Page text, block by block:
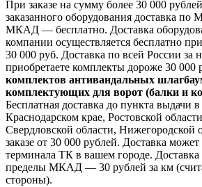
При заказе на сумму более 30 000
заказанного оборудования доставка по
МКАД — бесплатно. Доставка
компании осуществляется бесплатно
30 000 руб. Доставка по всей России за
приобретаете комплекты дороже 30 000
комплектов антивандальных
комплектующих для ворот (балки и
Бесплатная доставка до пункта выдачи
Краснодарском крае, Ростовской
Свердловской области, Нижегородской
заказе от 30 000 рублей. Доставка
терминала ТК в вашем городе. Доставка
пределы МКАД — 30 рублей за км
стороны).